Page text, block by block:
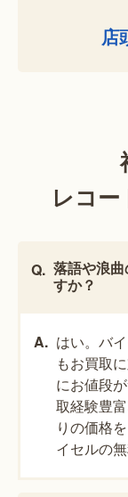
店
レコ
落語や浪
すか？
はい。バ
もお買取
にお値段
取経験豊
りの価格
イセルの